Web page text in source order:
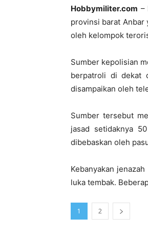
Hobbymiliter.com –
provinsi barat Anbar
oleh kelompok
Sumber kepolisian
berpatroli di dekat
disampaikan oleh
Sumber tersebut
jasad setidaknya
dibebaskan oleh
Kebanyakan
luka tembak.
1 2